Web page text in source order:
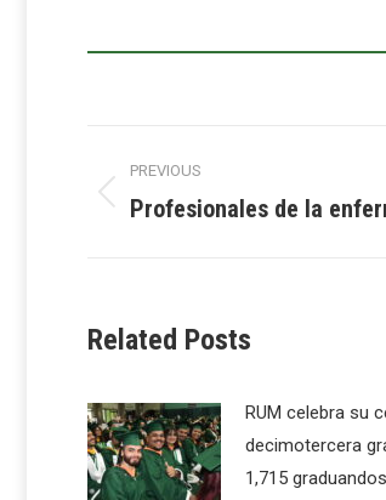
Post
navigation
PREVIOUS
Previous
Profesionales de la
Related Posts
RUM celebra su
decimotercera
1,715 graduandos